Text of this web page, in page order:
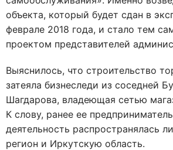
объекта, который будет сдан в
феврале 2018 года, и стало тем
проектом представителей
Выяснилось, что строительство
затеяла бизнеследи из соседней
Шагдарова, владеющая сетью
К слову, ранее ее
деятельность распространялась
регион и Иркутскую область.